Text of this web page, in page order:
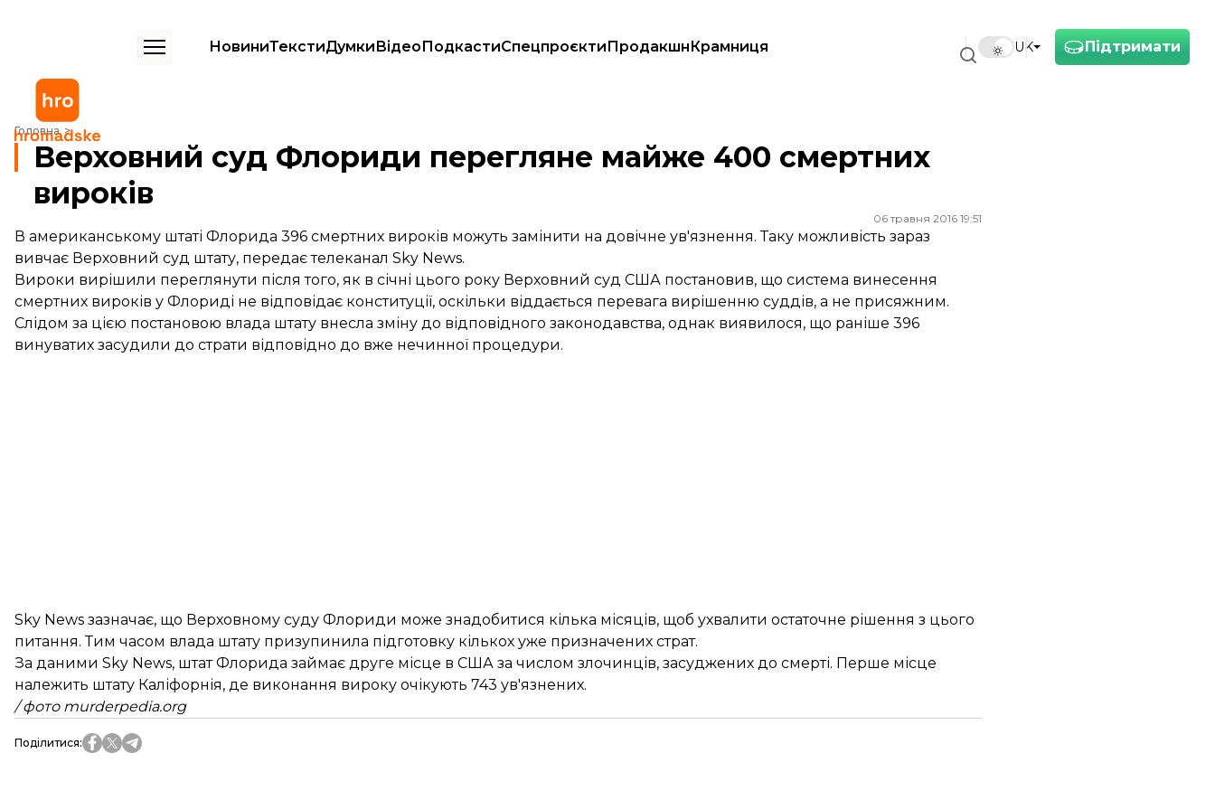
Підтримати
UK
НовиниТекстиДумкиВідеоПодкастиСпецпроєктиПродакшнКрамниця
Головна
Верховний суд Флориди перегляне майже 400 смертних вироків
Верховний суд Флориди перегляне майже 400 смертних
вироків
06 травня 2016 19:51
В американському штаті Флорида 396 смертних вироків можуть замінити на довічне ув'язнення. Таку можливість зараз
вивчає Верховний суд штату, передає телеканал Sky News.
Вироки вирішили переглянути після того, як в січні цього року Верховний суд США постановив, що система винесення
смертних вироків у Флориді не відповідає конституції, оскільки віддається перевага вирішенню суддів, а не присяжним.
Слідом за цією постановою влада штату внесла зміну до відповідного законодавства, однак виявилося, що раніше 396
винуватих засудили до страти відповідно до вже нечинної процедури.
Sky News зазначає, що Верховному суду Флориди може знадобитися кілька місяців, щоб ухвалити остаточне рішення з цього
питання. Тим часом влада штату призупинила підготовку кількох уже призначених страт.
За даними Sky News, штат Флорида займає друге місце в США за числом злочинців, засуджених до смерті. Перше місце
належить штату Каліфорнія, де виконання вироку очікують 743 ув'язнених.
/ фото murderpedia.org
Поділитися: